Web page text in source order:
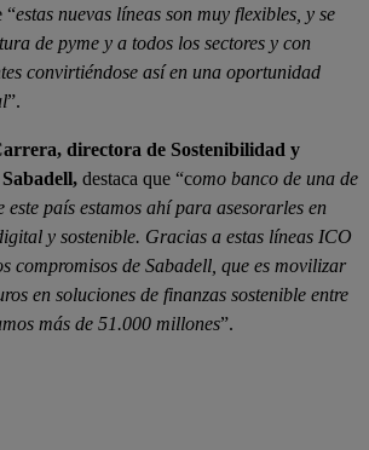
“estas nuevas líneas son muy flexibles, y se
de pyme y a todos los sectores y con
convirtiéndose así en una oportunidad
”.
directora de Sostenibilidad y
destaca que “como banco de una de
este país estamos ahí para asesorarles en
y sostenible. Gracias a estas líneas ICO
compromisos de Sabadell, que es movilizar
en soluciones de finanzas sostenible entre
más de 51.000 millones”.